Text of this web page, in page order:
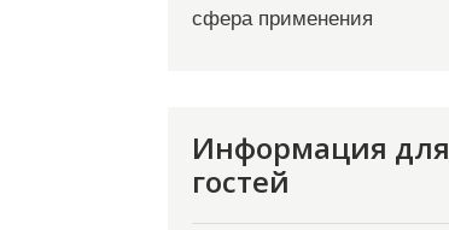
сфера применения
Информация для
гостей